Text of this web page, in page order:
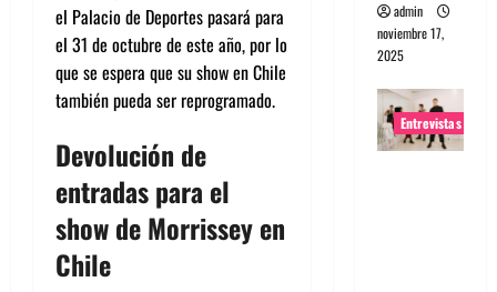
el Palacio de Deportes pasará para
el 31 de octubre de este año, por lo
que se espera que su show en Chile
también pueda ser reprogramado.
Devolución de
entradas para el
show de Morrissey en
Chile
admin
noviembre 17,
2025
Entrevistas